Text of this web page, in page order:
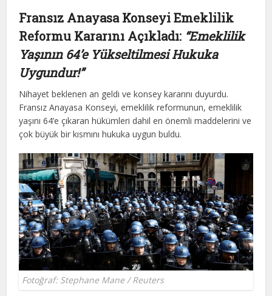
Fransız Anayasa Konseyi Emeklilik
Reformu Kararını Açıkladı: “Emeklilik
Yaşının 64’e Yükseltilmesi Hukuka
Uygundur!”
Nihayet beklenen an geldi ve konsey kararını duyurdu.
Fransız Anayasa Konseyi, emeklilik reformunun, emeklilik
yaşını 64’e çıkaran hükümleri dahil en önemli maddelerini ve
çok büyük bir kısmını hukuka uygun buldu.
Fotoğraf: Stephane Mane / Reuters